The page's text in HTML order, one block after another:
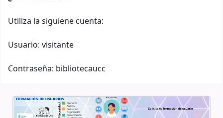
Utiliza la siguiene cuenta:
Usuario: visitante
Contraseña: bibliotecaucc